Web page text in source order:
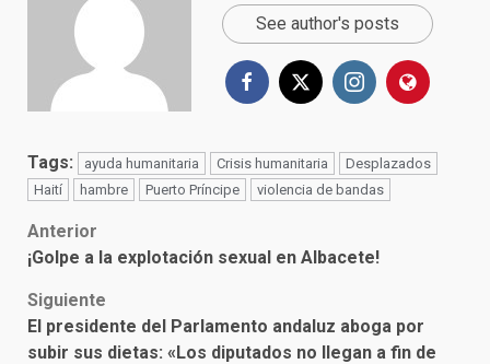
See author's posts
Tags: ayuda humanitaria Crisis humanitaria
Desplazados
Haití
hambre Puerto Príncipe violencia de bandas
Post
navigation
Anterior
¡Golpe a la explotación sexual en Albacete!
Siguiente
El presidente del Parlamento andaluz aboga por
subir sus dietas: «Los diputados no llegan a fin de